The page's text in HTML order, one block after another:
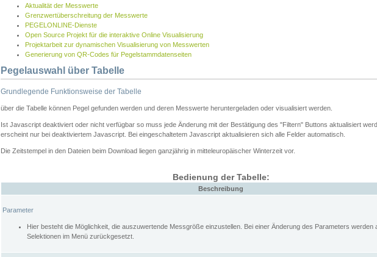
Aktualität der Messwerte
Grenzwertüberschreitung der Messwerte
PEGELONLINE-Dienste
Open Source Projekt für die interaktive Online Visualisierung
Projektarbeit zur dynamischen Visualisierung von Messwerten
Generierung von QR-Codes für Pegelstammdatenseiten
Pegelauswahl über Tabelle
Grundlegende Funktionsweise der Tabelle
über die Tabelle können Pegel gefunden werden und deren Messwerte heruntergeladen oder visualisiert werden.
Ist Javascript deaktiviert oder nicht verfügbar so muss jede Änderung mit der Bestätigung des "Filtern" Buttons aktualisiert
erscheint nur bei deaktiviertem Javascript. Bei eingeschaltetem Javascript aktualisieren sich alle Felder automatisch.
Die Zeitstempel in den Dateien beim Download liegen ganzjährig in mitteleuropäischer Winterzeit vor.
Bedienung der Tabelle:
Beschreibung
Parameter
Hier besteht die Möglichkeit, die auszuwertende Messgröße einzustellen. Bei einer Änderung des Parameters werden
Selektionen im Menü zurückgesetzt.